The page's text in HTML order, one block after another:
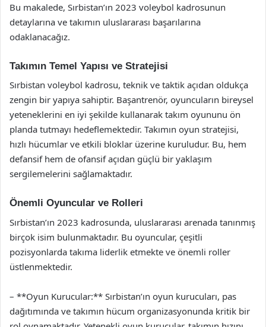
Bu makalede, Sırbistan’ın 2023 voleybol kadrosunun
detaylarına ve takımın uluslararası başarılarına
odaklanacağız.
Takımın Temel Yapısı ve Stratejisi
Sırbistan voleybol kadrosu, teknik ve taktik açıdan oldukça
zengin bir yapıya sahiptir. Başantrenör, oyuncuların bireysel
yeteneklerini en iyi şekilde kullanarak takım oyununu ön
planda tutmayı hedeflemektedir. Takımın oyun stratejisi,
hızlı hücumlar ve etkili bloklar üzerine kuruludur. Bu, hem
defansif hem de ofansif açıdan güçlü bir yaklaşım
sergilemelerini sağlamaktadır.
Önemli Oyuncular ve Rolleri
Sırbistan’ın 2023 kadrosunda, uluslararası arenada tanınmış
birçok isim bulunmaktadır. Bu oyuncular, çeşitli
pozisyonlarda takıma liderlik etmekte ve önemli roller
üstlenmektedir.
– **Oyun Kurucular:** Sırbistan’ın oyun kurucuları, pas
dağıtımında ve takımın hücum organizasyonunda kritik bir